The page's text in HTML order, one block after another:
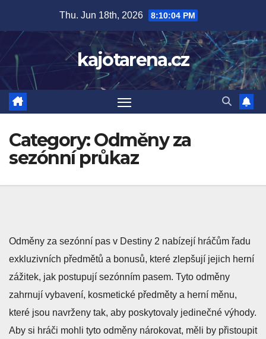
content
Thu. Jun 18th, 2026 8:10:05 PM
kajotarena.cz
Category:Odměny za
sezónní průkaz
Odměny za sezónní pas v Destiny 2 nabízejí hráčům řadu
exkluzivních předmětů a bonusů, které zlepšují jejich herní
zážitek, jak postupují sezónním pasem. Tyto odměny
zahrnují vybavení, kosmetické předměty a herní měnu,
které jsou navrženy tak, aby poskytovaly jedinečné výhody.
Aby si hráči mohli tyto odměny nárokovat, měli by přistoupit